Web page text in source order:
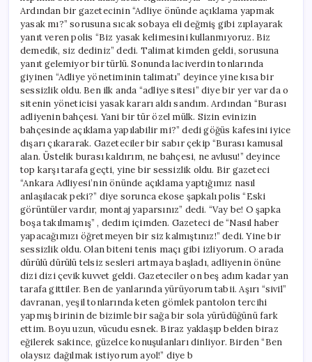
Ardından bir gazetecinin “Adliye önünde açıklama yapmak
yasak mı?” sorusuna sıcak sobaya eli değmiş gibi zıplayarak
yanıt veren polis “Biz yasak kelimesini kullanmıyoruz. Biz
demedik, siz dediniz” dedi. Talimat kimden geldi, sorusuna
yanıt gelemiyor bir türlü. Sonunda laciverdin tonlarında
giyinen “Adliye yönetiminin talimatı” deyince yine kısa bir
sessizlik oldu. Ben ilk anda “adliye sitesi” diye bir yer var da o
sitenin yöneticisi yasak kararı aldı sandım. Ardından “Burası
adliyenin bahçesi. Yani bir tür özel mülk. Sizin evinizin
bahçesinde açıklama yapılabilir mi?” dedi göğüs kafesini iyice
dışarı çıkararak. Gazeteciler bir sabır çekip “Burası kamusal
alan. Üstelik burası kaldırım, ne bahçesi, ne avlusu!” deyince
top karşı tarafa geçti, yine bir sessizlik oldu. Bir gazeteci
“Ankara Adliyesi’nin önünde açıklama yaptığımız nasıl
anlaşılacak peki?” diye sorunca ekose şapkalı polis “Eski
görüntüler vardır, montaj yaparsınız” dedi. “Vay be! O şapka
boşa takılmamış” , dedim içimden. Gazeteci de “Nasıl haber
yapacağımızı öğretmeyen bir siz kalmıştınız!” dedi. Yine bir
sessizlik oldu. Olan biteni tenis maçı gibi izliyorum. O arada
dürülü dürülü telsiz sesleri artmaya başladı, adliyenin önüne
dizi dizi çevik kuvvet geldi. Gazeteciler on beş adım kadar yan
tarafa gittiler. Ben de yanlarında yürüyorum tabii. Aşırı “sivil”
davranan, yeşil tonlarında keten gömlek pantolon tercihi
yapmış birinin de bizimle bir sağa bir sola yürüdüğünü fark
ettim. Boyu uzun, vücudu esnek. Biraz yaklaşıp belden biraz
eğilerek sakince, güzelce konuşulanları dinliyor. Birden “Ben
olaysız dağılmak istiyorum ayol!” diye b